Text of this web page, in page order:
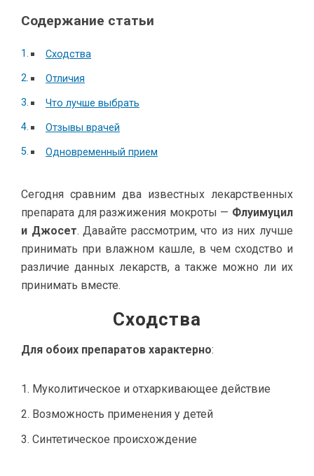
Содержание статьи
Сходства
Отличия
Что лучше выбрать
Отзывы врачей
Одновременный прием
Сегодня сравним два известных лекарственных
препарата для разжижения мокроты — Флуимуцил
и Джосет. Давайте рассмотрим, что из них лучше
принимать при влажном кашле, в чем сходство и
различие данных лекарств, а также можно ли их
принимать вместе.
Сходства
Для обоих препаратов характерно:
Муколитическое и отхаркивающее действие
Возможность применения у детей
Синтетическое происхождение